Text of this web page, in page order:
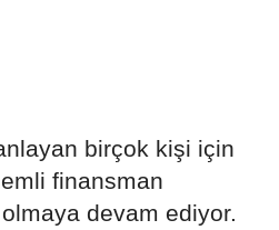
birçok kişi için
finansman
devam ediyor.